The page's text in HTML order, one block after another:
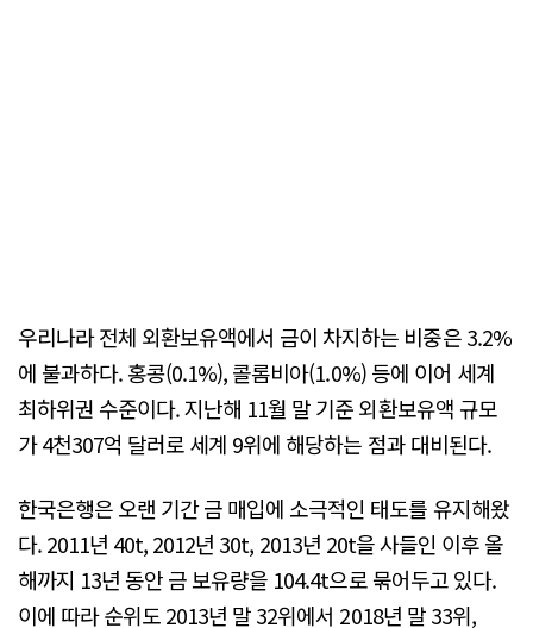
우리나라 전체 외환보유액에서 금이 차지하는 비중은 3.2%
에 불과하다. 홍콩(0.1%), 콜롬비아(1.0%) 등에 이어 세계
최하위권 수준이다. 지난해 11월 말 기준 외환보유액 규모
가 4천307억 달러로 세계 9위에 해당하는 점과 대비된다.
한국은행은 오랜 기간 금 매입에 소극적인 태도를 유지해왔
다. 2011년 40t, 2012년 30t, 2013년 20t을 사들인 이후 올
해까지 13년 동안 금 보유량을 104.4t으로 묶어두고 있다.
이에 따라 순위도 2013년 말 32위에서 2018년 말 33위,